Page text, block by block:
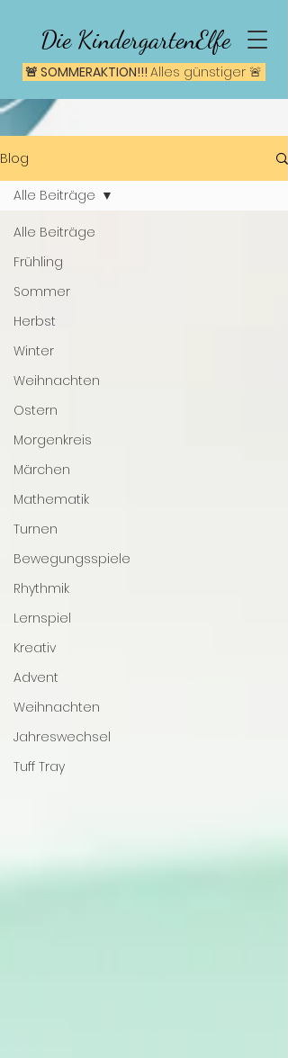
Die KindergartenElfe
🚨 SOMMERAKTION!!! Alles günstiger 🚨
Blog
Alle Beiträge
Frühling
Sommer
Herbst
Winter
Weihnachten
Ostern
Morgenkreis
Märchen
Mathematik
Turnen
Bewegungsspiele
Rhythmik
Lernspiel
Kreativ
Advent
Weihnachten
Jahreswechsel
Tuff Tray
Alle Beiträge